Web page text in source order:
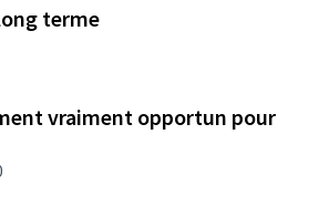
terme
vraiment opportun pour